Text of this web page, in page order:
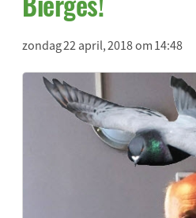
zondag 22 april, 2018 om 14:48